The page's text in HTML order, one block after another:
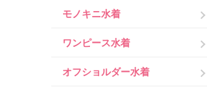
モノキニ水着
ワンピース水着
オフショルダー水着